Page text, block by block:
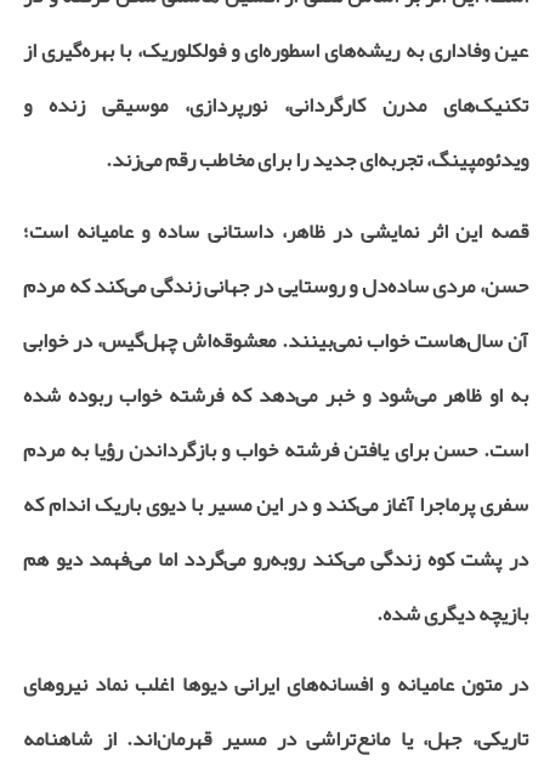
عین وفاداری به ریشه‌های اسطوره‌ای و فولکلوریک، با بهره‌گیری از
تکنیک‌های مدرن کارگردانی، نورپردازی، موسیقی زنده و
ویدئومپینگ، تجربه‌ای جدید را برای مخاطب رقم می‌زند.
قصه این اثر نمایشی در ظاهر، داستانی ساده و عامیانه است؛
حسن، مردی ساده‌دل و روستایی در جهانی زندگی می‌کند که مردم
آن سال‌هاست خواب نمی‌بینند. معشوقه‌اش چهل‌گیس، در خوابی
به او ظاهر می‌شود و خبر می‌دهد که فرشته‌ خواب ربوده شده
است. حسن برای یافتن فرشته‌ خواب و بازگرداندن رؤیا به مردم
سفری پرماجرا آغاز می‌کند و در این مسیر با دیوی باریک اندام که
در پشت کوه زندگی می‌کند روبه‌رو می‌گردد اما می‌فهمد دیو هم
بازیچه دیگری شده.
در متون عامیانه و افسانه‌های ایرانی دیوها اغلب نماد نیروهای
تاریکی، جهل، یا مانع‌تراشی در مسیر قهرمان‌اند. از شاهنامه